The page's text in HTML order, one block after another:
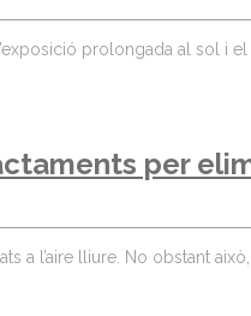
prolongada al sol i
per
a l’aire lliure. No obstant